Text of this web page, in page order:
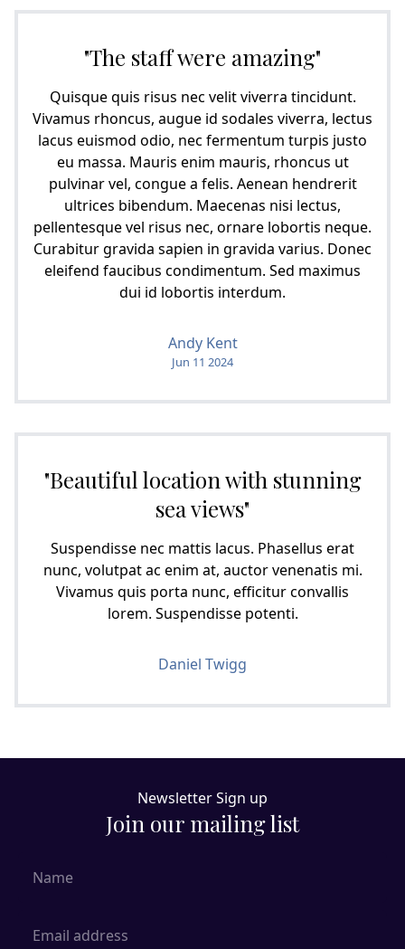
"The staff were amazing"
Quisque quis risus nec velit viverra tincidunt.
Vivamus rhoncus, augue id sodales viverra, lectus
lacus euismod odio, nec fermentum turpis justo
eu massa. Mauris enim mauris, rhoncus ut
pulvinar vel, congue a felis. Aenean hendrerit
ultrices bibendum. Maecenas nisi lectus,
pellentesque vel risus nec, ornare lobortis neque.
Curabitur gravida sapien in gravida varius. Donec
eleifend faucibus condimentum. Sed maximus
dui id lobortis interdum.
Andy Kent
Jun 11 2024
"Beautiful location with stunning
sea views"
Suspendisse nec mattis lacus. Phasellus erat
nunc, volutpat ac enim at, auctor venenatis mi.
Vivamus quis porta nunc, efficitur convallis
lorem. Suspendisse potenti.
Daniel Twigg
Newsletter Sign up
Join our mailing list